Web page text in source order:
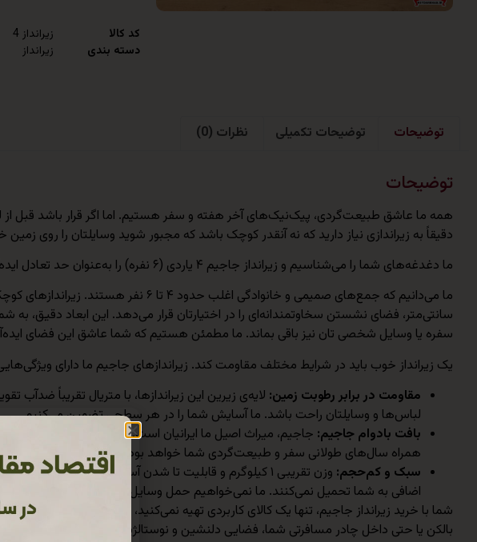
کد کالا
زیرانداز 4
دسته بندی
زیرانداز
توضیحات توضیحات تکمیلی نظرات (0)
توضیحات
همه ما عاشق طبیعت‌گردی، پیک‌نیک‌های آخر هفته و سفر هستیم. اما اگر قرار باشد قبل
دقیقاً به زیراندازی نیاز دارید که نه آنقدر کوچک باشد که مجبور شوید وسایلتان را روی
ما دغدغه‌های شما را می‌شناسیم و زیرانداز جاجیم ۴ یاردی (۶ نفره) را به‌عنوان حد تعادل ایده‌آل طراحی و تولید کرده‌ایم تا دیگر نیازی به مصالحه نباشد.
سانتی‌متر، فضای نشستن سخاوتمندانه‌ای را در اختیارتان قرار می‌دهد. این ابعاد دقیق،
سفره یا وسایل شخصی تان نیز باقی بماند. ما مطمئن هستیم که شما عاشق این فضای
یک زیرانداز خوب باید در شرایط مختلف مقاومت کند. زیراندازهای جاجیم ما دارای
مقاومت در برابر رطوبت زمین: لایه‌ی زیرین این زیراندازها، با متریال تقریباً
لباس‌ها و وسایلتان راحت باشد. ما آسایش شما را در هر سطحی تضمین می‌کنیم.
بافت بادوام جاجیم: جاجیم، میراث اصیل ما ایرانیان است. الیاف درجه یک به کار
همراه سال‌های طولانی سفر و طبیعت‌گردی شما خواهد بود.
سبک و کم‌حجم:
وزن تقریبی ۱ کیلوگرم و قابلیت تا شدن آسان، حمل و
اضافی به شما تحمیل نمی‌کنند. ما نمی‌خواهیم حمل وسایل، شما را از سفر منصرف کند.
شما با خرید زیرانداز جاجیم، تنها یک کالای کاربردی تهیه نمی‌کنید، بلکه یک قطعه از هنر
بالکن یا حتی داخل چادر مسافرتی شما، فضایی دلنشین و نوستالژیک ایجاد کنند.